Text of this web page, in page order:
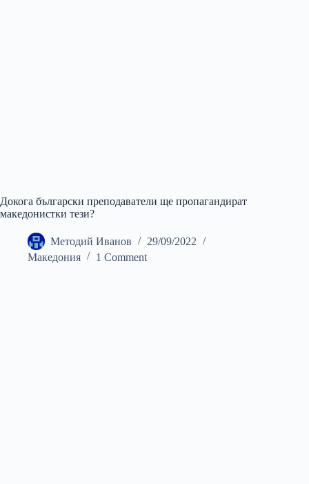
Докога български преподаватели ще пропагандират
македонистки тези?
Методий Иванов
29/09/2022
Македония
1 Comment